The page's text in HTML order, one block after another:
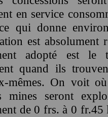
en service
qui donne
est
adopté est
quand ils
mêmes. On voit
mines seront
de 0 frs. à 0